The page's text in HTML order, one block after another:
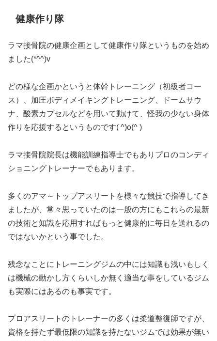
健康作り隊
ラマ接骨院の健康企画として健康作り隊というものを始め
ました(*^^)v
どの様な企画かというと体幹トレーニング（初級者コー
ス）、加圧ボディメイキングトレーニング、ドームサウ
ナ、酸素カプセルなどを用いて動けて、怪我の少ない身体
作りを応援するというものです( ^)o(^ )
ラマ接骨院院長は機能訓練指導士でもありプロのコンディ
ショニングトレーナーでもあります。
多くのアマ～トップアスリートを様々な競技で指導してき
ましたが、常々思っていたのは一般の方にもこれらの最新
の技術と知識を応用すればもっと健康的に毎日を送れるの
ではないかという事でした。
残念なことにトレーニングジムの中には知識も浅いもしく
は機械の動かし方くらいしか無く適当な事をしているジム
も実際にはあるのも事実です。
プロアスリートのトレーナーの多くは柔道整復師ですが、
資格を持たず最低限の知識を持たないジムでは効果が無い